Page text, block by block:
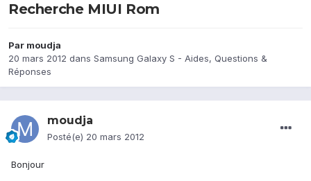
Recherche MIUI Rom
Par moudja
20 mars 2012 dans Samsung Galaxy S - Aides, Questions &
Réponses
moudja
Posté(e) 20 mars 2012
Bonjour